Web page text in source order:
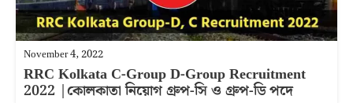
November 4, 2022
RRC Kolkata C-Group D-Group Recruitment
2022 |কোলকাতা নিয়োগ গ্রুপ-সি ও গ্রুপ-ডি পদে